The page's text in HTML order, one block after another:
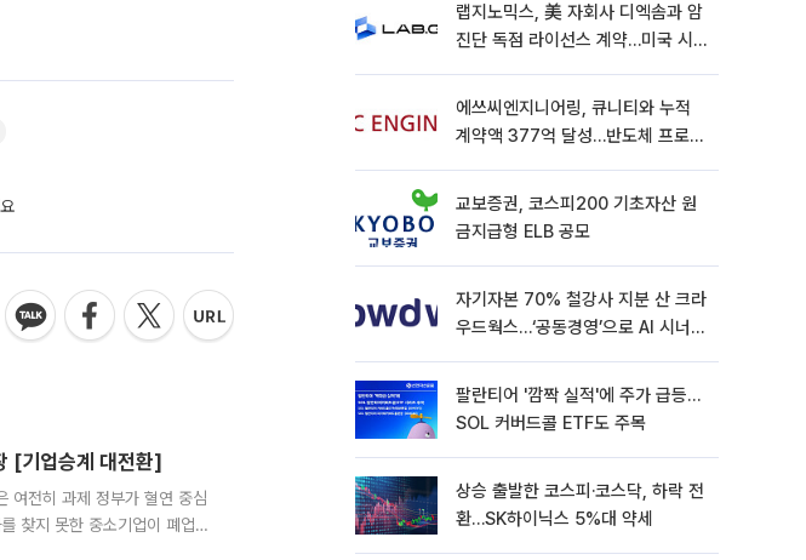
[기업승계 대전환]
여전히 과제 정부가 혈연 중심
찾지 못한 중소기업이 폐업
랩지노믹스, 美 자회사 디엑솜과 암
진단 독점 라이선스 계약…미국 시
에쓰씨엔지니어링, 큐니티와 누적
계약액 377억 달성…반도체 프로젝
교보증권, 코스피200 기초자산 원
금지급형 ELB 공모
자기자본 70% 철강사 지분 산 크라
우드웍스…‘공동경영’으로 AI 시너지
팔란티어 '깜짝 실적'에 주가 급등…
SOL 커버드콜 ETF도 주목
상승 출발한 코스피·코스닥, 하락 전
환…SK하이닉스 5%대 약세